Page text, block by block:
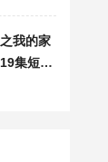
我的家
集短剧